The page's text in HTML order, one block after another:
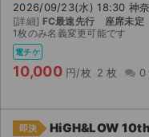
2026/09/23(水) 18:30 神
[詳細] FC最速先行 座席未定
1枚のみ名義変更可能です
電チケ
10,000 円/枚 2 枚 0
即決 HiGH&LOW